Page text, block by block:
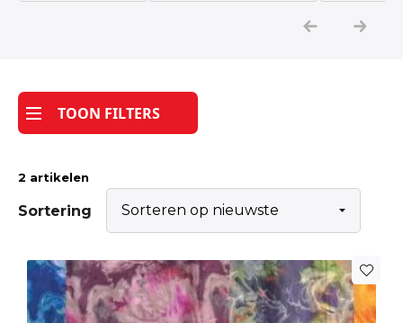
Tijdpakker stof
TOON FILTERS
2 artikelen
Sortering
Dit
product
heeft